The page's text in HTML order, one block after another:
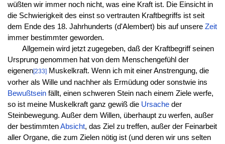
wüßten wir immer noch nicht, was eine Kraft ist. Die Einsicht in
die Schwierigkeit des einst so vertrauten Kraftbegriffs ist seit
dem Ende des 18. Jahrhunderts (d'Alembert) bis auf unsere Zeit
immer bestimmter geworden.
Allgemein wird jetzt zugegeben, daß der Kraftbegriff seinen
Ursprung genommen hat von dem Menschengefühl der
eigenen[233]Muskelkraft. Wenn ich mit einer Anstrengung, die
vorher als Wille und nachher als Ermüdung oder sonstwie ins
Bewußtseinfällt, einen schweren Stein nach einem Ziele werfe,
so ist meine Muskelkraft ganz gewiß die Ursacheder
Steinbewegung. Außer dem Willen, überhaupt zu werfen, außer
der bestimmtenAbsicht, das Ziel zu treffen, außer der Feinarbeit
aller Organe, die zum Zielen nötig ist (und deren wir uns selten